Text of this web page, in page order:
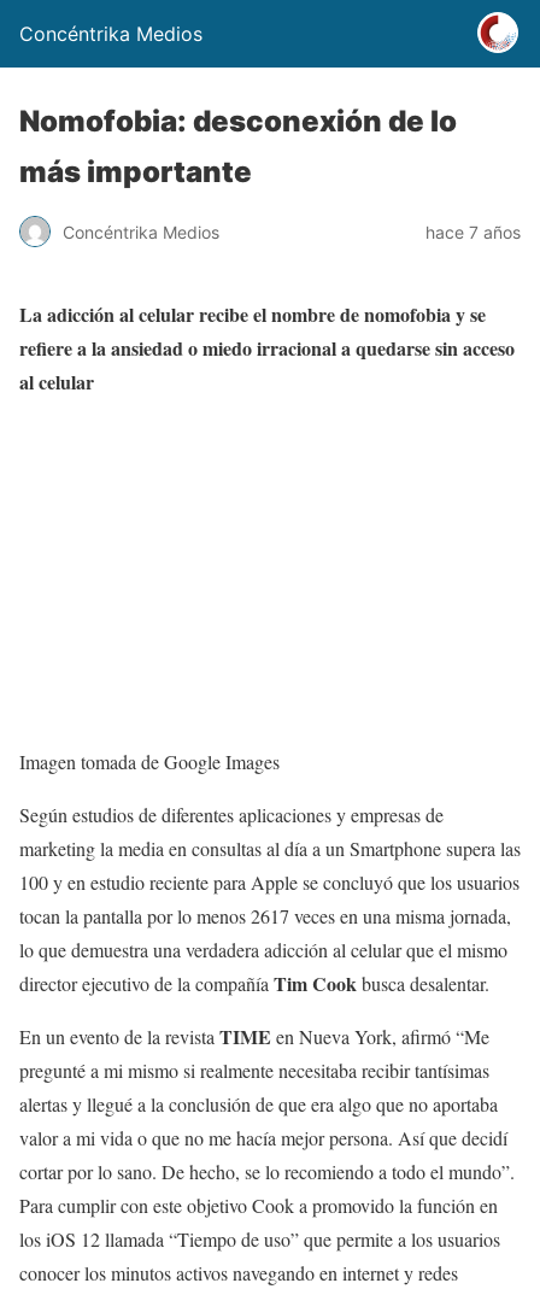
Concéntrika Medios
Nomofobia: desconexión de lo
más importante
Concéntrika Medios hace 7 años
La adicción al celular recibe el nombre de nomofobia y se
refiere a la ansiedad o miedo irracional a quedarse sin acceso
al celular
Imagen tomada de Google Images
Según estudios de diferentes aplicaciones y empresas de
marketing la media en consultas al día a un Smartphone supera las
100 y en estudio reciente para Apple se concluyó que los usuarios
tocan la pantalla por lo menos 2617 veces en una misma jornada,
lo que demuestra una verdadera adicción al celular que el mismo
director ejecutivo de la compañía Tim Cookbusca desalentar.
En un evento de la revista TIME en Nueva York, afirmó “Me
pregunté a mi mismo si realmente necesitaba recibir tantísimas
alertas y llegué a la conclusión de que era algo que no aportaba
valor a mi vida o que no me hacía mejor persona. Así que decidí
cortar por lo sano. De hecho, se lo recomiendo a todo el mundo”.
Para cumplir con este objetivo Cook a promovido la función en
los iOS 12 llamada “Tiempo de uso” que permite a los usuarios
conocer los minutos activos navegando en internet y redes